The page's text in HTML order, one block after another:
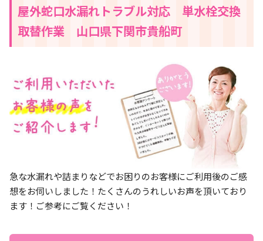
屋外蛇口水漏れトラブル対応 単水栓交換
取替作業 山口県下関市貴船町
急な水漏れや詰まりなどでお困りのお客様にご利用後のご感
想をお伺いしました！たくさんのうれしいお声を頂いており
ます！ご参考にご覧ください！